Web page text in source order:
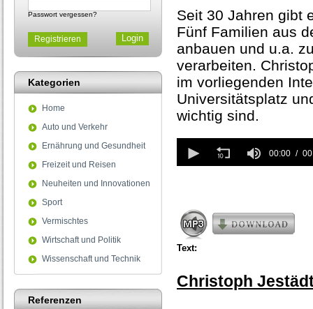
Passwort vergessen?
Registrieren
Kategorien
Home
Auto und Verkehr
Ernährung und Gesundheit
Freizeit und Reisen
Neuheiten und Innovationen
Sport
Vermischtes
Wirtschaft und Politik
Wissenschaft und Technik
Referenzen
Seit 30 Jahren gibt
Fünf Familien aus
anbauen und u.a.
verarbeiten.
im vorliegenden
Universitätsplatz
wichtig sind.
seconds
of
00:00
Text:
Christoph